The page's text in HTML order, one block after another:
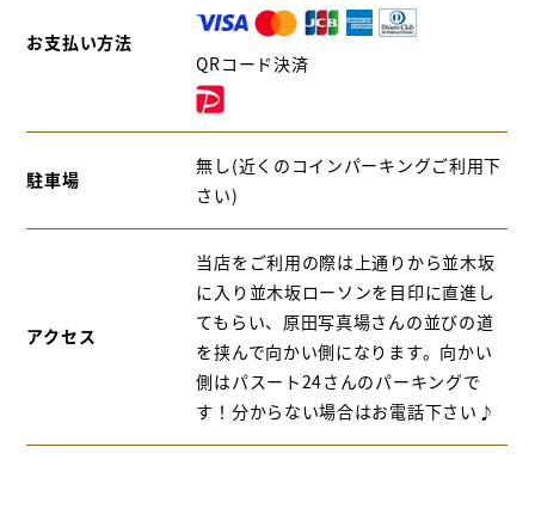
お支払い方法
QRコード決済
駐車場
無し(近くのコインパーキングご利用下
さい)
アクセス
当店をご利用の際は上通りから並木坂
に入り並木坂ローソンを目印に直進し
てもらい、原田写真場さんの並びの道
を挟んで向かい側になります。向かい
側はパスート24さんのパーキングで
す！分からない場合はお電話下さい♪